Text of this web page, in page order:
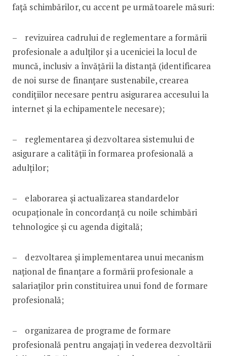
față schimbărilor, cu accent pe următoarele măsuri:
– revizuirea cadrului de reglementare a formării
profesionale a adulţilor şi a uceniciei la locul de
muncă, inclusiv a învăţării la distanţă (identificarea
de noi surse de finanţare sustenabile, crearea
condițiilor necesare pentru asigurarea accesului la
internet şi la echipamentele necesare);
– reglementarea şi dezvoltarea sistemului de
asigurare a calităţii în formarea profesională a
adulţilor;
– elaborarea şi actualizarea standardelor
ocupaţionale în concordanţă cu noile schimbări
tehnologice şi cu agenda digitală;
– dezvoltarea şi implementarea unui mecanism
naţional de finanţare a formării profesionale a
salariaţilor prin constituirea unui fond de formare
profesională;
– organizarea de programe de formare
profesională pentru angajaţi în vederea dezvoltării